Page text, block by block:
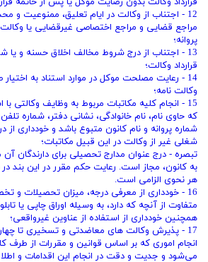
12 - اجتناب از وکالت در ایام تعلیق، ممنوعیت و
مراجع قضایی و مراجع اختصاصی غیرقضایی یا وکالت
پروانه؛
13 - اجتناب از درج شروط مخالف اخلاق حسنه و یا
قرارداد وکالت؛
14 - رعایت مصلحت موکل در موارد استناد به
وکالت ‌نامه؛
15 - انجام کلیه مکاتبات مربوط به وظایف وکالتی
که حاوی نام، نام خانوادگی، نشانی دفتر، شماره
شماره پروانه و نام کانون متبوع باشد و خودداری از
شغلی غیر از وکالت در این قبیل مکاتبات؛
تبصره - درج عنوان مدارج تحصیلی برای دارندگان
به کانون، مجاز است. رعایت حکم مقرر در این بند
هر نحوی الزامی است.
16 - خودداری از معرفی درجه، میزان تحصیلات و
متفاوت از آنچه که دارد، به وسیله اوراق چاپی یا
همچنین خودداری از استفاده از عناوین غیرواقعی؛
17 - پذیرش وکالت‌ های معاضدتی و تسخیری تا
انجام اموری که بر اساس قوانین و مقررات از طرف
می‌شود و جدیت و دقت در انجام این اقدامات و